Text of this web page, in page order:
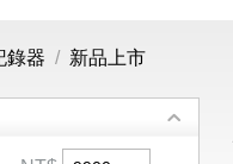
錄器 / 新品上市